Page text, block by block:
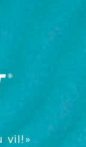
vil!»